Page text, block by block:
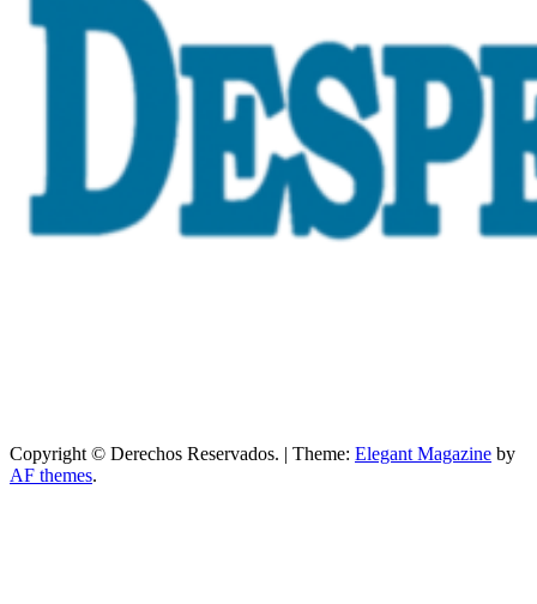
Copyright © Derechos Reservados. | Theme: Elegant Magazine by
AF themes.